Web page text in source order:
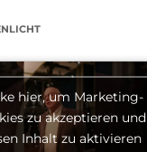
hier, um Marketing-
zu akzeptieren und
Inhalt zu aktivieren